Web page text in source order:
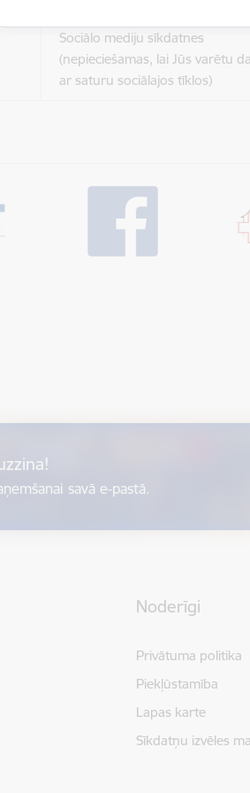
Sociālo mediju sīkdatnes
(nepieciešamas, lai Jūs varētu
ar saturu sociālajos tīklos)
savā e-pastā.
Noderīgi
Privātuma politika
Piekļūstamība
Lapas karte
Sīkdatņu izvēles